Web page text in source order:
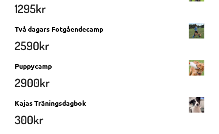
1295kr
Två dagars Fotgåendecamp
2590kr
Puppycamp
2900kr
Kajas Träningsdagbok
300kr